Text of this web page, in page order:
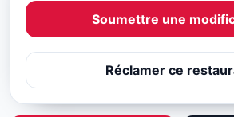
Soumettre une
Réclamer ce